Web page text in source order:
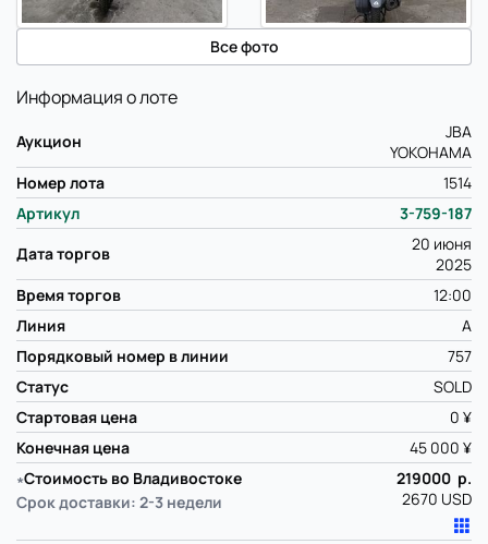
Все фото
Информация о лоте
Аукцион
JBA
YOKOHAMA
Номер лота
1514
Артикул
3-759-187
Дата торгов
20 июня
2025
Время торгов
12:00
Линия
A
Порядковый номер в линии
757
Статус
SOLD
Стартовая цена
0 ¥
Конечная цена
45 000 ¥
∗Стоимость во Владивостоке
Срок доставки: 2-3 недели
219000 р.
2670 USD